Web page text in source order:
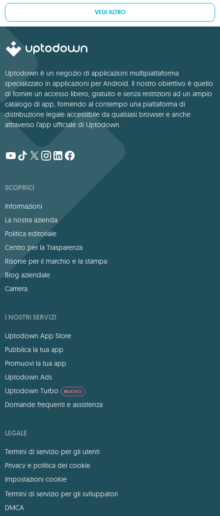
VEDI ALTRO
Uptodown è un negozio di applicazioni multipiattaforma
specializzato in applicazioni per Android. Il nostro obiettivo è quello
di fornire un accesso libero, gratuito e senza restrizioni ad un ampio
catalogo di app, fornendo al contempo una piattaforma di
distribuzione legale accessibile da qualsiasi browser e anche
attraverso l'app ufficiale di Uptodown.
SCOPRICI
Informazioni
La nostra azienda
Politica editoriale
Centro per la Trasparenza
Risorse per il marchio e la stampa
Blog aziendale
Carriera
I NOSTRI SERVIZI
Uptodown App Store
Pubblica la tua app
Promuovi la tua app
Uptodown Ads
Uptodown Turbo
NUOVO
Domande frequenti e assistenza
LEGALE
Termini di servizio per gli utenti
Privacy e politica dei cookie
Impostazioni cookie
Termini di servizio per gli sviluppatori
DMCA